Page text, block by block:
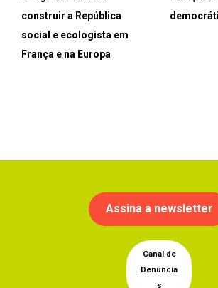
construir a República
social e ecologista em
França e na Europa
Assina a newsletter
Canal de
Denúncia
s